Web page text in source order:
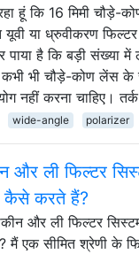
हूं कि 16 मिमी चौड़े-
यूवी या ध्रुवीकरण
पाया है कि बड़ी संख्या में
भी चौड़े-कोण लेंस के
नहीं करना चाहिए।
wide-angle polarizer
और ली फिल्टर
कैसे करते हैं?
और ली फिल्टर
मैं एक सीमित श्रेणी के